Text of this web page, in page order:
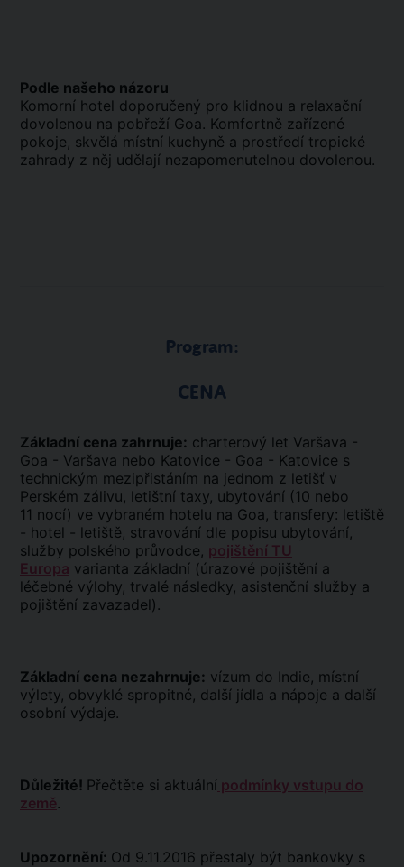
Podle našeho názoru
Komorní hotel doporučený pro klidnou a relaxační
dovolenou na pobřeží Goa. Komfortně zařízené
pokoje, skvělá místní kuchyně a prostředí tropické
zahrady z něj udělají nezapomenutelnou dovolenou.
Program:
CENA
Základní cena zahrnuje: charterový let Varšava -
Goa - Varšava nebo Katovice - Goa - Katovice s
technickým mezipřistáním na jednom z letišť v
Perském zálivu, letištní taxy, ubytování (10 nebo
11 nocí) ve vybraném hotelu na Goa, transfery: letiště
- hotel - letiště, stravování dle popisu ubytování,
služby polského průvodce, pojištění TU
Europa varianta základní (úrazové pojištění a
léčebné výlohy, trvalé následky, asistenční služby a
pojištění zavazadel).
Základní cena nezahrnuje: vízum do Indie, místní
výlety, obvyklé spropitné, další jídla a nápoje a další
osobní výdaje.
Důležité! Přečtěte si aktuální podmínky vstupu do
země.
Upozornění: Od 9.11.2016 přestaly být bankovky s